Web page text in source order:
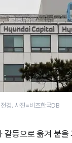
경. 사진=비즈한국DB
등으로 옮겨 붙